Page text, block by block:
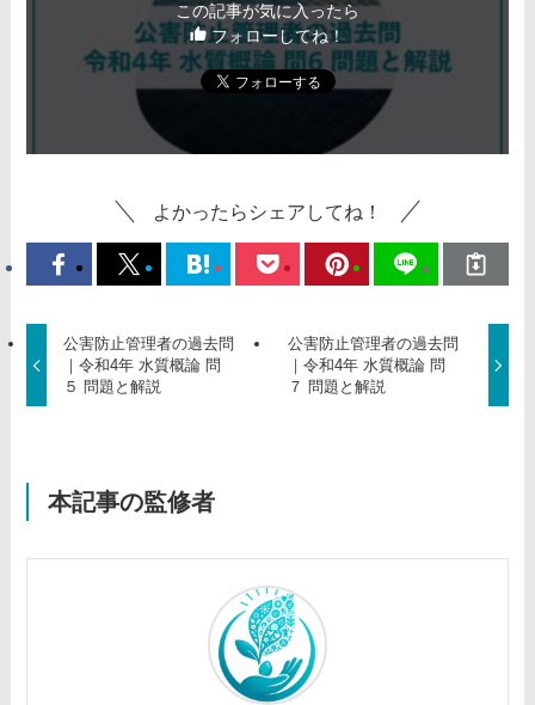
この記事が気に入ったら
フォローしてね！
よかったらシェアしてね！
公害防止管理者の過去問
｜令和4年 水質概論 問
５ 問題と解説
公害防止管理者の過去問
｜令和4年 水質概論 問
７ 問題と解説
本記事の監修者